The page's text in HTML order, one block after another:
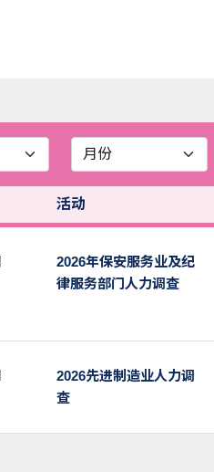
活动
2026年保安服务业及纪
律服务部门人力调查
2026先进制造业人力调
查